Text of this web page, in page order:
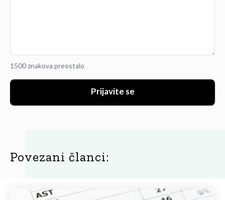
1500 znakova preostalo
Prijavite se
Povezani članci: